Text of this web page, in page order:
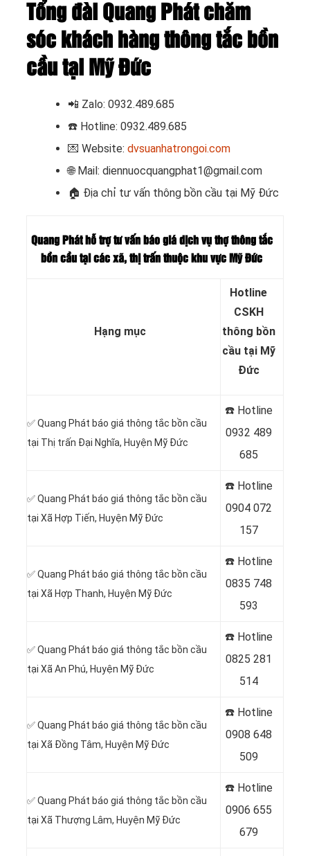
Tổng đài Quang Phát chăm
sóc khách hàng thông tắc bồn
cầu tại Mỹ Đức
📲 Zalo: 0932.489.685
☎️ Hotline: 0932.489.685
💌 Website: dvsuanhatrongoi.com
🌐 Mail: diennuocquangphat1@gmail.com
🏠 Địa chỉ tư vấn thông bồn cầu tại Mỹ Đức
Quang Phát hỗ trợ tư vấn báo giá dịch vụ thợ thông tắc
bồn cầu tại các xã, thị trấn thuộc khu vực Mỹ Đức
Hạng mục
Hotline
CSKH
thông bồn
cầu tại Mỹ
Đức
✅ Quang Phát báo giá thông tắc bồn cầu
tại Thị trấn Đại Nghĩa, Huyện Mỹ Đức
☎️ Hotline
0932 489
685
✅ Quang Phát báo giá thông tắc bồn cầu
tại Xã Hợp Tiến, Huyện Mỹ Đức
☎️ Hotline
0904 072
157
✅ Quang Phát báo giá thông tắc bồn cầu
tại Xã Hợp Thanh, Huyện Mỹ Đức
☎️ Hotline
0835 748
593
✅ Quang Phát báo giá thông tắc bồn cầu
tại Xã An Phú, Huyện Mỹ Đức
☎️ Hotline
0825 281
514
✅ Quang Phát báo giá thông tắc bồn cầu
tại Xã Đồng Tâm, Huyện Mỹ Đức
☎️ Hotline
0908 648
509
✅ Quang Phát báo giá thông tắc bồn cầu
tại Xã Thượng Lâm, Huyện Mỹ Đức
☎️ Hotline
0906 655
679